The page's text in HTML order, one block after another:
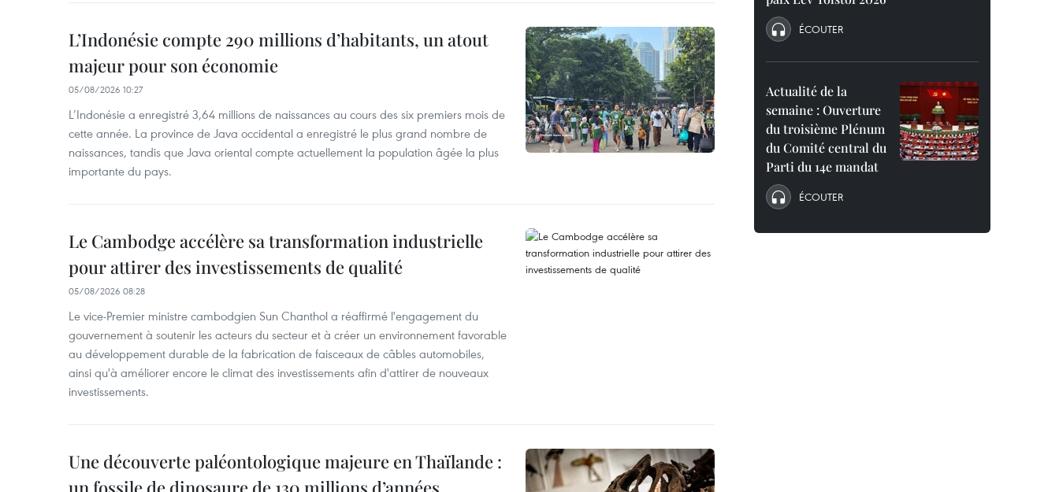
L’Indonésie compte 290 millions d’habitants, un atout
majeur pour son économie
05/08/2026 10:27
L’Indonésie a enregistré 3,64 millions de naissances au cours des six premiers mois de
cette année. La province de Java occidental a enregistré le plus grand nombre de
naissances, tandis que Java oriental compte actuellement la population âgée la plus
importante du pays.
Le Cambodge accélère sa transformation industrielle
pour attirer des investissements de qualité
05/08/2026 08:28
Le vice-Premier ministre cambodgien Sun Chanthol a réaffirmé l'engagement du
gouvernement à soutenir les acteurs du secteur et à créer un environnement favorable
au développement durable de la fabrication de faisceaux de câbles automobiles,
ainsi qu'à améliorer encore le climat des investissements afin d'attirer de nouveaux
investissements.
Une découverte paléontologique majeure en Thaïlande :
un fossile de dinosaure de 130 millions d’années
ÉCOUTER
Actualité de la
semaine : Ouverture
du troisième Plénum
du Comité central du
Parti du 14e mandat
ÉCOUTER